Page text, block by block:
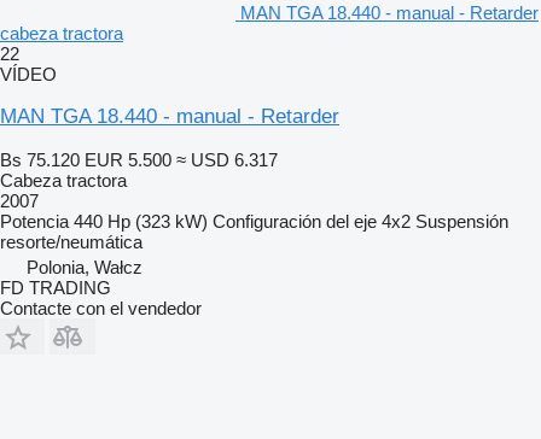
MAN TGA 18.440 - manual - Retarder
cabeza tractora
22
VÍDEO
MAN TGA 18.440 - manual - Retarder
Bs 75.120 EUR 5.500 ≈ USD 6.317
Cabeza tractora
2007
Potencia 440 Hp (323 kW) Configuración del eje 4x2 Suspensión
resorte/neumática
Polonia, Wałcz
FD TRADING
Contacte con el vendedor